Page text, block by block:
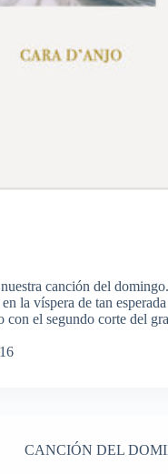
canción del
la víspera de tan
con el segundo corte del
CANCIÓN DEL